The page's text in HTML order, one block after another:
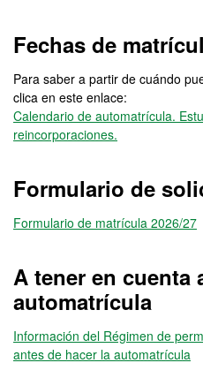
Fechas de
Para saber a partir de cuándo
clica en este enlace:
Calendario de automatrícula.
reincorporaciones.
Formulario de
Formulario de matrícula 2026/27
A tener en cuenta
automatrícula
Información del Régimen de
antes de hacer la automatrícula